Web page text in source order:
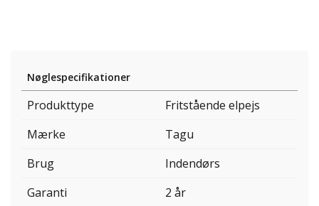
Nøglespecifikationer
Produkttype
Fritstående elpejs
Mærke
Tagu
Brug
Indendørs
Garanti
2 år